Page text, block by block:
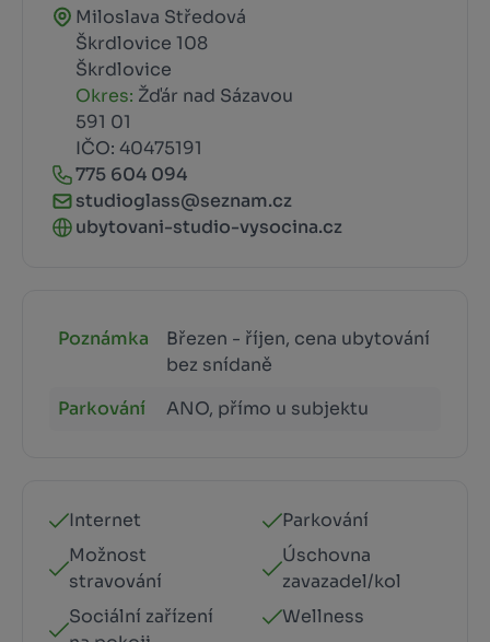
Miloslava Středová
Škrdlovice 108
Škrdlovice
Okres: Žďár nad Sázavou
591 01
IČO: 40475191
775 604 094
studioglass@seznam.cz
ubytovani-studio-vysocina.cz
Poznámka
Březen - říjen, cena ubytování
bez snídaně
Parkování
ANO, přímo u subjektu
Internet
Možnost
stravování
Sociální zařízení
Parkování
Úschovna
zavazadel/kol
Wellness